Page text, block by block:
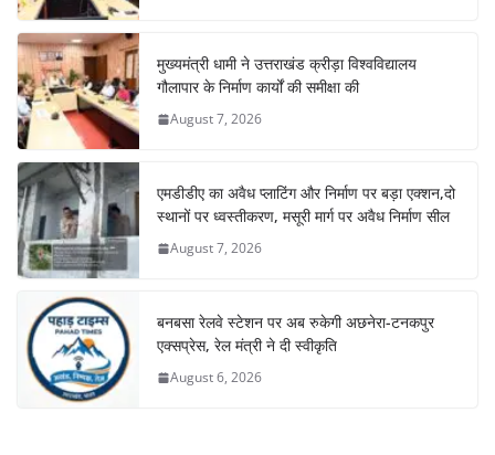
मुख्यमंत्री धामी ने उत्तराखंड क्रीड़ा विश्वविद्यालय
गौलापार के निर्माण कार्यों की समीक्षा की
August 7, 2026
एमडीडीए का अवैध प्लाटिंग और निर्माण पर बड़ा एक्शन,दो
स्थानों पर ध्वस्तीकरण, मसूरी मार्ग पर अवैध निर्माण सील
August 7, 2026
बनबसा रेलवे स्टेशन पर अब रुकेगी अछनेरा-टनकपुर
एक्सप्रेस, रेल मंत्री ने दी स्वीकृति
August 6, 2026